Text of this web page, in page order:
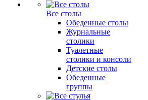
Все столы
Обеденные столы
Журнальные
столики
Туалетные
столики и консоли
Детские столы
Обеденные
группы